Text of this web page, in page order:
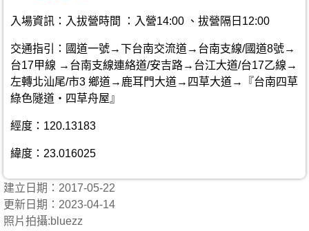
入場資訊：入拔營時間 ：入營14:00 、拔營隔日12:00
交通指引：國道一號→下台南交流道→台南支線/國道8號→
台17甲線 →台南支線連絡道/安吉路→台江大道/台17乙線→
左轉北汕尾/市3 鄉道→鹿耳門大道→四草大道→『台南四草
綠色隧道‧四草舟屋』
經度：120.13183
緯度：23.016025
建立日期：2017-05-22
更新日期：2023-04-14
照片拍攝:bluezz